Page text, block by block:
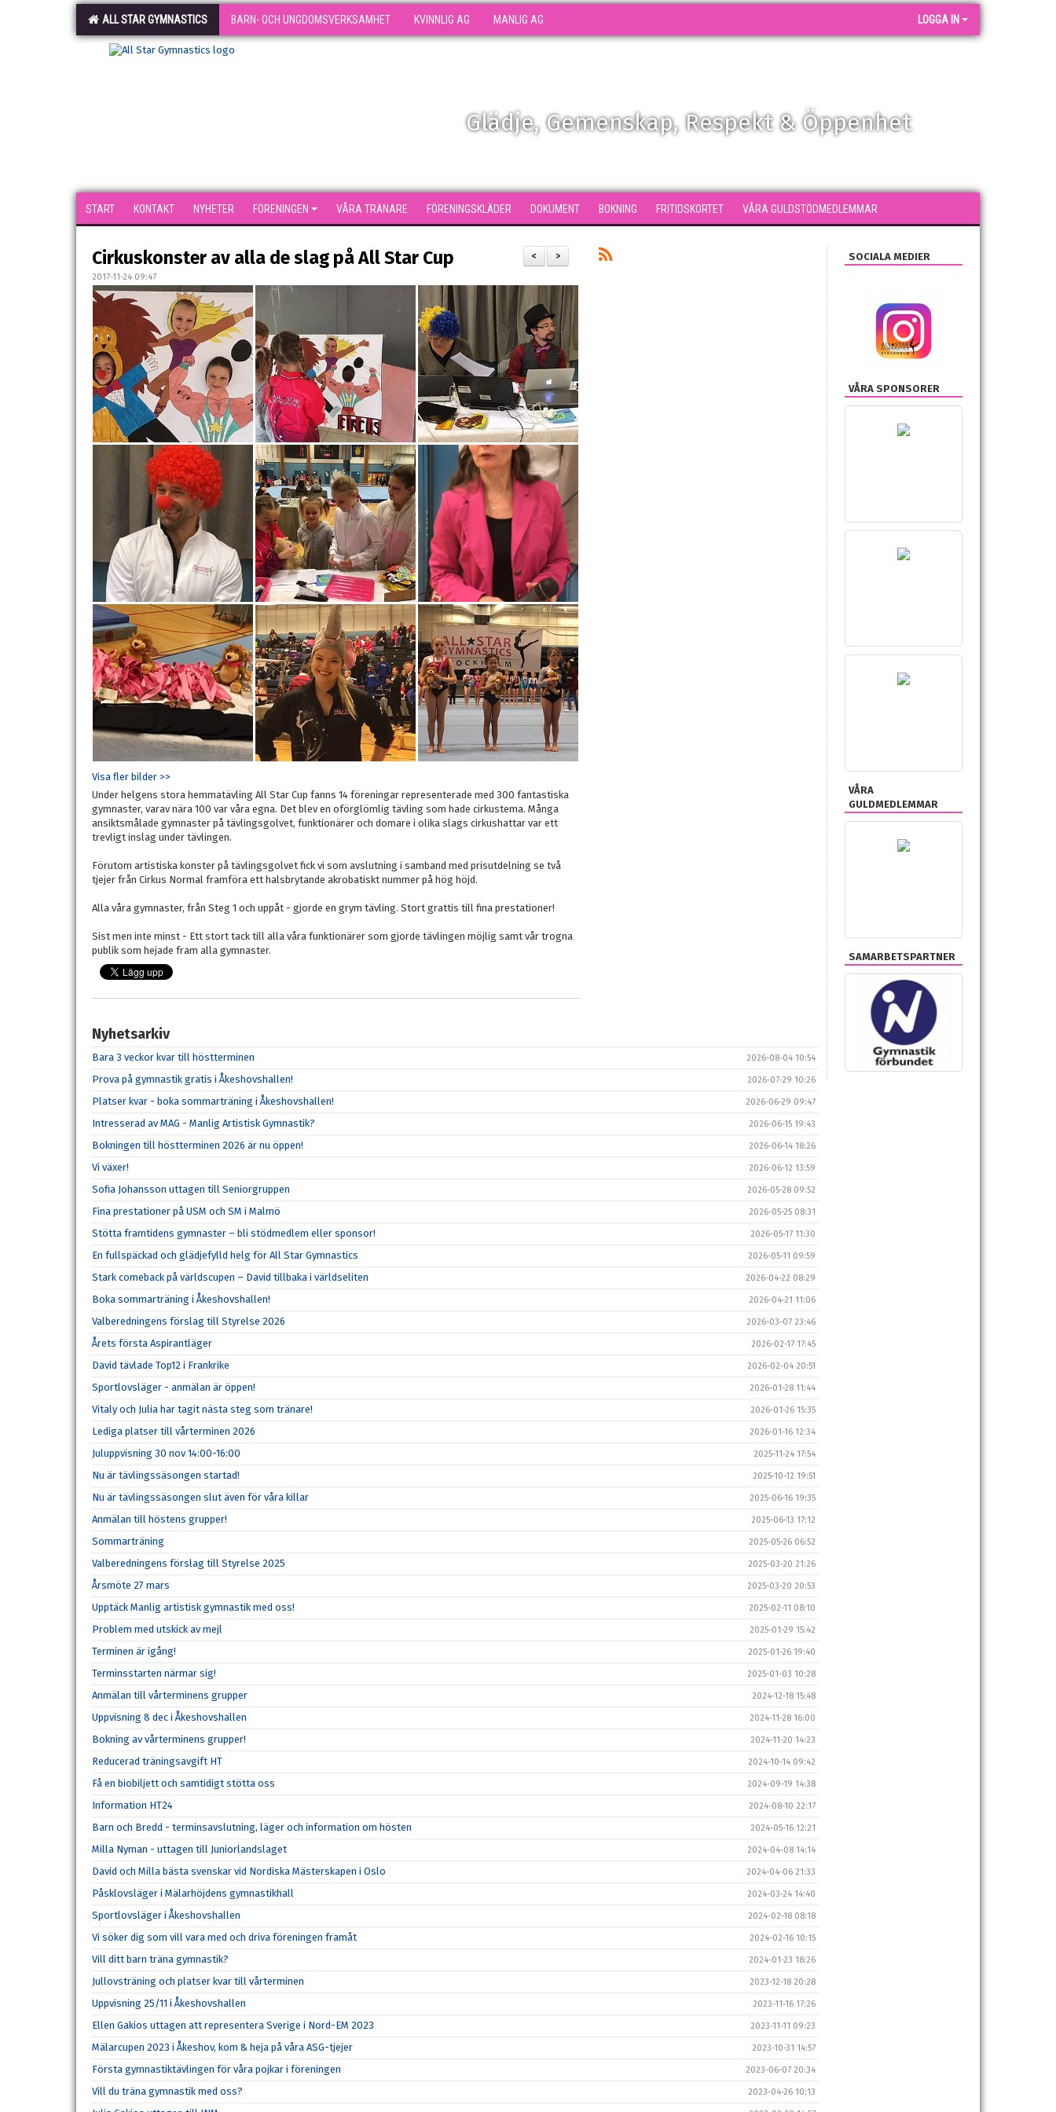
ALL STAR GYMNASTICS BARN- OCH UNGDOMSVERKSAMHET KVINNLIG AG MANLIG AG LOGGA IN
Glädje, Gemenskap, Respekt & Öppenhet
START KONTAKT NYHETER FÖRENINGEN VÅRA TRÄNARE FÖRENINGSKLÄDER DOKUMENT BOKNING FRITIDSKORTET VÅRA GULDSTÖDMEDLEMMAR
>
<
Cirkuskonster av alla de slag på All Star Cup
2017-11-24 09:47
Visa fler bilder >>
Under helgens stora hemmatävling All Star Cup fanns 14 föreningar representerade med 300 fantastiska
gymnaster, varav nära 100 var våra egna. Det blev en oförglömlig tävling som hade cirkustema. Många
ansiktsmålade gymnaster på tävlingsgolvet, funktionärer och domare i olika slags cirkushattar var ett
trevligt inslag under tävlingen.
Förutom artistiska konster på tävlingsgolvet fick vi som avslutning i samband med prisutdelning se två
tjejer från Cirkus Normal framföra ett halsbrytande akrobatiskt nummer på hög höjd.
Alla våra gymnaster, från Steg 1 och uppåt - gjorde en grym tävling. Stort grattis till fina prestationer!
Sist men inte minst - Ett stort tack till alla våra funktionärer som gjorde tävlingen möjlig samt vår trogna
publik som hejade fram alla gymnaster.
Nyhetsarkiv
Bara 3 veckor kvar till höstterminen 2026-08-04 10:54
Prova på gymnastik gratis i Åkeshovshallen! 2026-07-29 10:26
Platser kvar - boka sommarträning i Åkeshovshallen! 2026-06-29 09:47
Intresserad av MAG - Manlig Artistisk Gymnastik? 2026-06-15 19:43
Bokningen till höstterminen 2026 är nu öppen! 2026-06-14 18:26
Vi växer! 2026-06-12 13:59
Sofia Johansson uttagen till Seniorgruppen 2026-05-28 09:52
Fina prestationer på USM och SM i Malmö 2026-05-25 08:31
Stötta framtidens gymnaster – bli stödmedlem eller sponsor! 2026-05-17 11:30
En fullspäckad och glädjefylld helg för All Star Gymnastics 2026-05-11 09:59
Stark comeback på världscupen – David tillbaka i världseliten 2026-04-22 08:29
Boka sommarträning i Åkeshovshallen! 2026-04-21 11:06
Valberedningens förslag till Styrelse 2026 2026-03-07 23:46
Årets första Aspirantläger 2026-02-17 17:45
David tävlade Top12 i Frankrike 2026-02-04 20:51
Sportlovsläger - anmälan är öppen! 2026-01-28 11:44
Vitaly och Julia har tagit nästa steg som tränare! 2026-01-26 15:35
Lediga platser till vårterminen 2026 2026-01-16 12:34
Juluppvisning 30 nov 14:00-16:00 2025-11-24 17:54
Nu är tävlingssäsongen startad! 2025-10-12 19:51
Nu är tävlingssäsongen slut även för våra killar 2025-06-16 19:35
Anmälan till höstens grupper! 2025-06-13 17:12
Sommarträning 2025-05-26 06:52
Valberedningens förslag till Styrelse 2025 2025-03-20 21:26
Årsmöte 27 mars 2025-03-20 20:53
Upptäck Manlig artistisk gymnastik med oss! 2025-02-11 08:10
Problem med utskick av mejl 2025-01-29 15:42
Terminen är igång! 2025-01-26 19:40
Terminsstarten närmar sig! 2025-01-03 10:28
Anmälan till vårterminens grupper 2024-12-18 15:48
Uppvisning 8 dec i Åkeshovshallen 2024-11-28 16:00
Bokning av vårterminens grupper! 2024-11-20 14:23
Reducerad träningsavgift HT 2024-10-14 09:42
Få en biobiljett och samtidigt stötta oss 2024-09-19 14:38
Information HT24 2024-08-10 22:17
Barn och Bredd - terminsavslutning, läger och information om hösten 2024-05-16 12:21
Milla Nyman - uttagen till Juniorlandslaget 2024-04-08 14:14
David och Milla bästa svenskar vid Nordiska Mästerskapen i Oslo 2024-04-06 21:33
Påsklovsläger i Mälarhöjdens gymnastikhall 2024-03-24 14:40
Sportlovsläger i Åkeshovshallen 2024-02-18 08:18
Vi söker dig som vill vara med och driva föreningen framåt 2024-02-16 10:15
Vill ditt barn träna gymnastik? 2024-01-23 18:26
Jullovsträning och platser kvar till vårterminen 2023-12-18 20:28
Uppvisning 25/11 i Åkeshovshallen 2023-11-16 17:26
Ellen Gakios uttagen att representera Sverige i Nord-EM 2023 2023-11-11 09:23
Mälarcupen 2023 i Åkeshov, kom & heja på våra ASG-tjejer 2023-10-31 14:57
Första gymnastiktävlingen för våra pojkar i föreningen 2023-06-07 20:34
Vill du träna gymnastik med oss? 2023-04-26 10:13
SOCIALA MEDIER
VÅRA SPONSORER
VÅRA
GULDMEDLEMMAR
SAMARBETSPARTNER